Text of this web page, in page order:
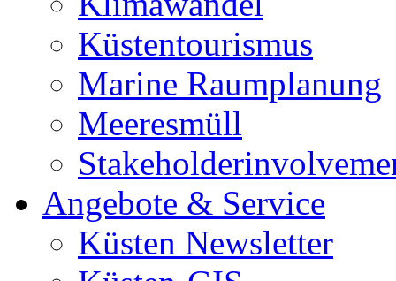
Küstentourismus
Marine Raumplanung
Meeresmüll
Angebote & Service
Küsten Newsletter